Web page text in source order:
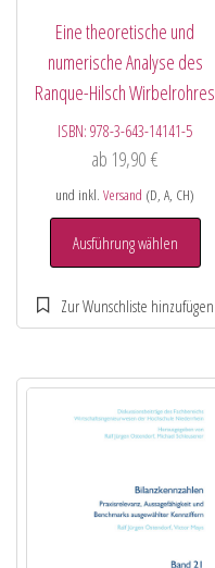
Eine theoretische und
numerische Analyse des
Ranque-Hilsch Wirbelrohres
ISBN:978-3-643-14141-5
ab 19,90€
und inkl.Versand (D, A, CH)
Ausführung wählen